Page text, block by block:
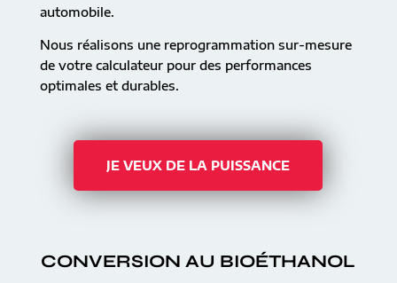
automobile.
Nous réalisons une reprogrammation sur-mesure
de votre calculateur pour des performances
optimales et durables.
JE VEUX DE LA PUISSANCE
CONVERSION AU BIOÉTHANOL